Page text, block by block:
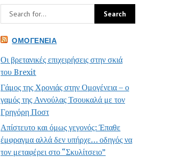
ΟΜΟΓΈΝΕΙΑ
Οι βρετανικές επιχειρήσεις στην σκιά
του Brexit
Γάμος της Χρονιάς στην Ομογένεια – ο
γαμός της Αννούλας Τσουκαλά με τον
Γρηγόρη Ποστ
Απίστευτο και όμως γεγονός: Έπαθε
έμφραγμα αλλά δεν υπήρχε… οδηγός να
τον μεταφέρει στο “Σκυλίτσειο”